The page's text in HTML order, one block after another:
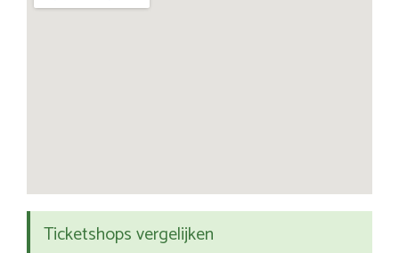
Ticketshops vergelijken